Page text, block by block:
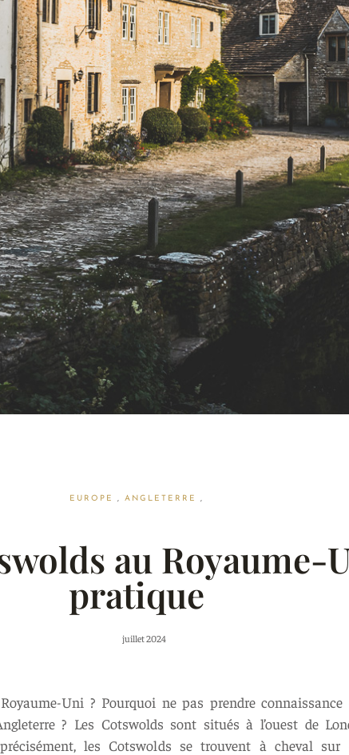
EUROPE , ANGLETERRE ,
au Royaume-
pratique
juillet 2024
Uni ? Pourquoi ne pas prendre
? Les Cotswolds sont situés à l’ouest de
les Cotswolds se trouvent à cheval sur